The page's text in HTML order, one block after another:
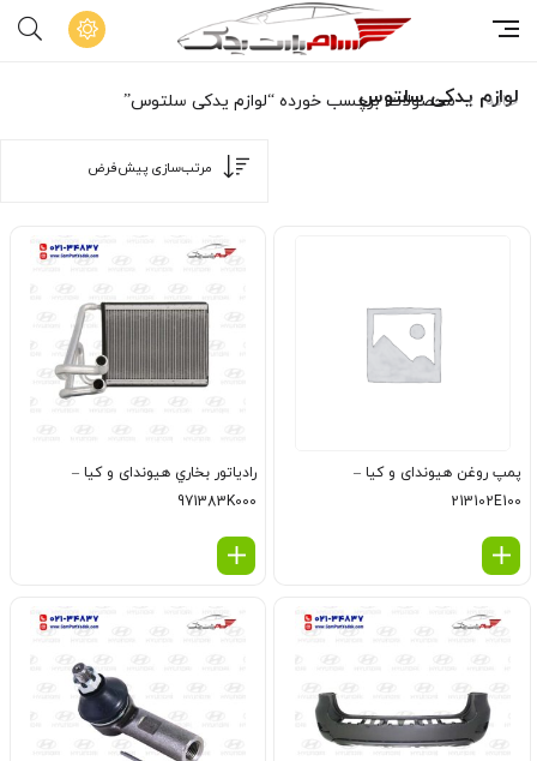
لوازم یدکی سلتوس
خانه محصولات برچسب خورده “لوازم یدکی سلتوس”
پمپ روغن هیوندای و کیا –
213102E100
رادياتور بخاري هیوندای و کیا –
971383K000